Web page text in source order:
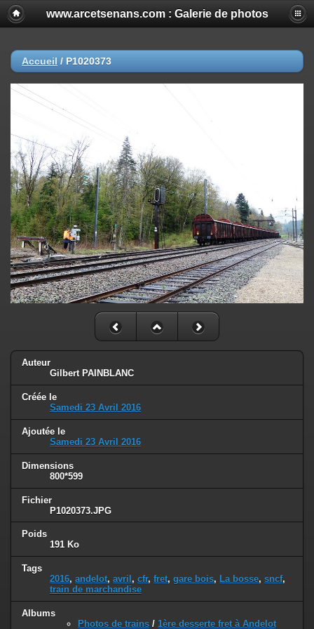
www.arcetsenans.com : Galerie de photos
Accueil / P1020373
Auteur
Gilbert PAINBLANC
Créée le
Samedi 23 Avril 2016
Ajoutée le
Samedi 23 Avril 2016
Dimensions
800*599
Fichier
P1020373.JPG
Poids
191 Ko
Tags
2016, andelot, avril , cfr, fret, gare bois, La bosse, sncf,
train de marchandise
Albums
Photos de trains / 1ère desserte fret à Andelot